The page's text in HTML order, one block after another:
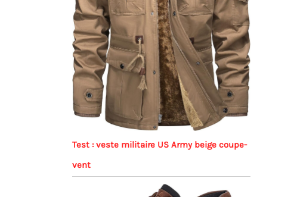
Test : veste militaire US Army beige coupe-
vent